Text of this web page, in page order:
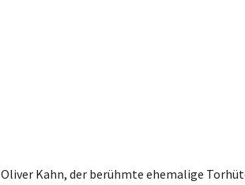
Oliver Kahn, der berühmte ehemalige